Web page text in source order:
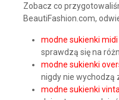
Zobacz co
BeautiFashion.com,
modne sukienki midi
sprawdzą się na
modne sukienki
nigdy nie wychodzą
modne sukienki